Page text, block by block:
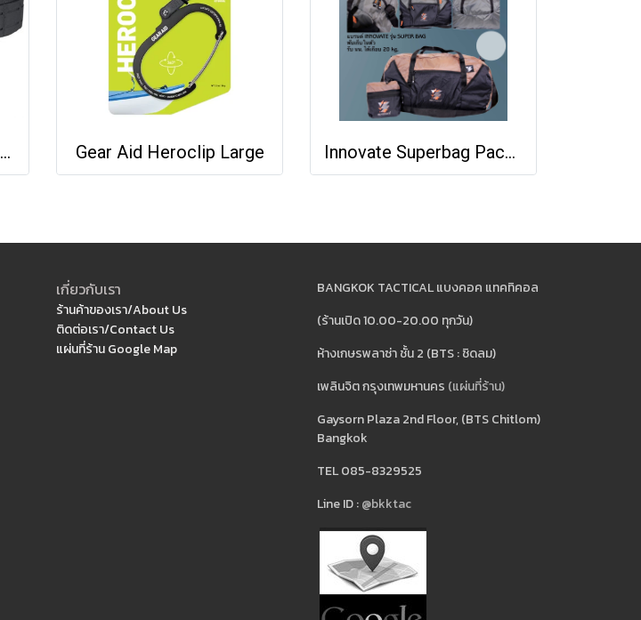
Condor LCS Cobra Gun Belt Gear Aid Heroclip Large Innovate Superbag Packable
เกี่ยวกับเรา
ร้านค้าของเรา/About Us
ติดต่อเรา/Contact Us
แผ่นที่ร้าน Google Map
BANGKOK TACTICAL แบงคอค แทคทิคอล
(ร้านเปิด 10.00-20.00 ทุกวัน)
ห้างเกษรพลาซ่า ชั้น 2 (BTS : ชิดลม)
เพลินจิต กรุงเทพมหานคร (แผ่นที่ร้าน)
Gaysorn Plaza 2nd Floor, (BTS Chitlom)
Bangkok
TEL 085-8329525
Line ID :@bkktac